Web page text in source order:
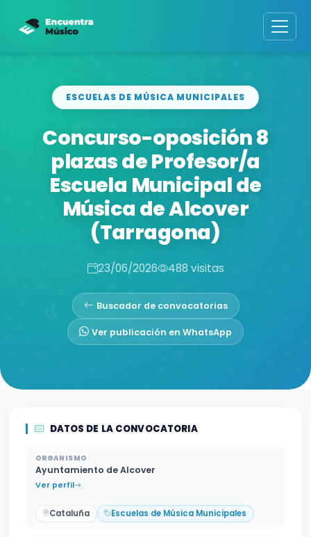
ESCUELAS DE MÚSICA MUNICIPALES
Concurso-oposición 8
plazas de Profesor/a
Escuela Municipal de
Música de Alcover
(Tarragona)
23/06/2026 488 visitas
Buscador de convocatorias
Ver publicación en WhatsApp
DATOS DE LA CONVOCATORIA
ORGANISMO
Ayuntamiento de Alcover
Ver perfil
Cataluña Escuelas de Música Municipales